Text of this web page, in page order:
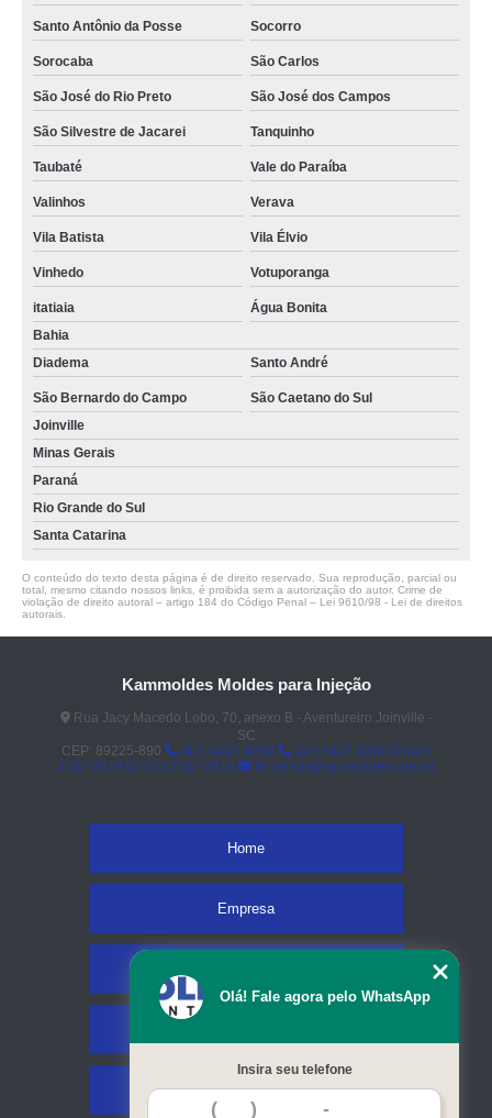
Santo Antônio da Posse Socorro
Sorocaba São Carlos
São José do Rio Preto São José dos Campos
São Silvestre de Jacarei Tanquinho
Taubaté Vale do Paraíba
Valinhos Verava
Vila Batista Vila Élvio
Vinhedo Votuporanga
itatiaia
Água Bonita
Bahia
Diadema
Santo André
São Bernardo do Campo
São Caetano do Sul
Joinville
Minas Gerais
Paraná
Rio Grande do Sul
Santa Catarina
O conteúdo do texto desta página é de direito reservado. Sua reprodução, parcial ou
total, mesmo citando nossos links, é proibida sem a autorização do autor. Crime de
violação de direito autoral – artigo 184 do Código Penal – Lei 9610/98 - Lei de direitos
autorais
Kammoldes Moldes para Injeção
Rua Jacy Macedo Lobo, 70, anexo B - Aventureiro Joinville -
SC
CEP: 89225-890
(47) 3425-4098 (47) 3427-3206
(47)
3437-2419
(47) 3437-2419 fernando@kammoldes.com.br
Home
Empresa
Contato
Olá! Fale agora pelo WhatsApp
Insira seu telefone